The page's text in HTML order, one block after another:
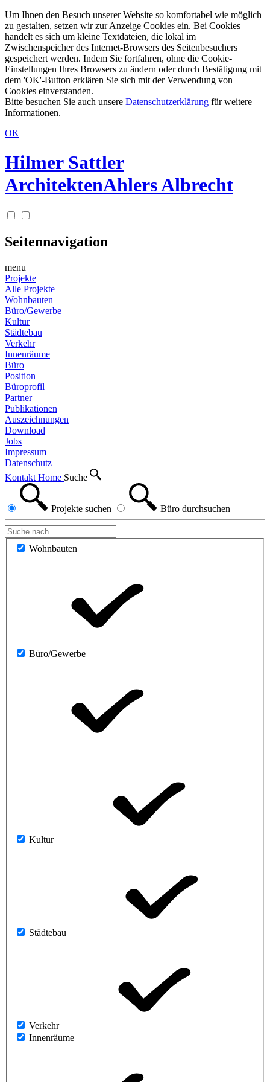
Um Ihnen den Besuch unserer Website so komfortabel wie möglich
zu gestalten, setzen wir zur Anzeige Cookies ein. Bei Cookies
handelt es sich um kleine Textdateien, die lokal im
Zwischenspeicher des Internet-Browsers des Seitenbesuchers
gespeichert werden. Indem Sie fortfahren, ohne die Cookie-
Einstellungen Ihres Browsers zu ändern oder durch Bestätigung mit
dem 'OK'-Button erklären Sie sich mit der Verwendung von
Cookies einverstanden.
Bitte besuchen Sie auch unsere Datenschutzerklärung für weitere
Informationen.
OK
Hilmer Sattler
ArchitektenAhlers Albrecht
Seitennavigation
menu
Projekte
Alle Projekte
Wohnbauten
Büro/Gewerbe
Kultur
Städtebau
Verkehr
Innenräume
Büro
Position
Büroprofil
Partner
Publikationen
Auszeichnungen
Download
Jobs
Impressum
Datenschutz
Kontakt Home Suche
Projekte suchen Büro durchsuchen
Wohnbauten
Büro/Gewerbe
Kultur
Städtebau
Verkehr
Innenräume